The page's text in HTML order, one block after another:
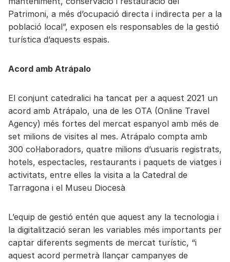
Patrimoni, a més d’ocupació directa i indirecta per a la
població local”, exposen els responsables de la gestió
turística d’aquests espais.
Acord amb Atrápalo
El conjunt catedralici ha tancat per a aquest 2021 un
acord amb Atrápalo, una de les OTA (Online Travel
Agency) més fortes del mercat espanyol amb més de
set milions de visites al mes. Atrápalo compta amb
300 col·laboradors, quatre milions d’usuaris registrats,
hotels, espectacles, restaurants i paquets de viatges i
activitats, entre elles la visita a la Catedral de
Tarragona i el Museu Diocesà
L’equip de gestió entén que aquest any la tecnologia i
la digitalització seran les variables més importants per
captar diferents segments de mercat turístic, “i
aquest acord permetrà llançar campanyes de